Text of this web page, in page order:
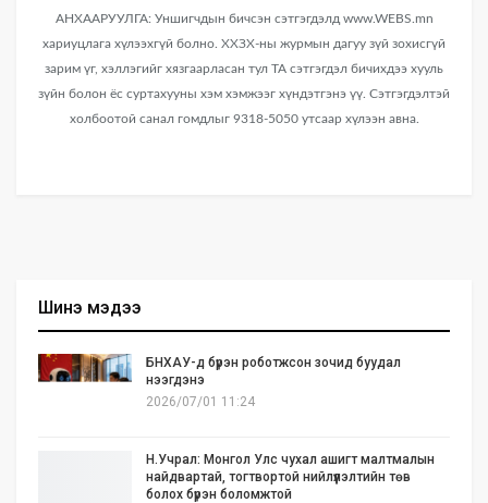
АНХААРУУЛГА: Уншигчдын бичсэн сэтгэгдэлд www.WEBS.mn
хариуцлага хүлээхгүй болно. ХХЗХ-ны журмын дагуу зүй зохисгүй
зарим үг, хэллэгийг хязгаарласан тул ТА сэтгэгдэл бичихдээ хууль
зүйн болон ёс суртахууны хэм хэмжээг хүндэтгэнэ үү. Сэтгэгдэлтэй
холбоотой санал гомдлыг 9318-5050 утсаар хүлээн авна.
Шинэ мэдээ
БНХАУ-д бүрэн роботжсон зочид буудал
нээгдэнэ
2026/07/01 11:24
Н.Учрал: Монгол Улс чухал ашигт малтмалын
найдвартай, тогтвортой нийлүүлэлтийн төв
болох бүрэн боломжтой